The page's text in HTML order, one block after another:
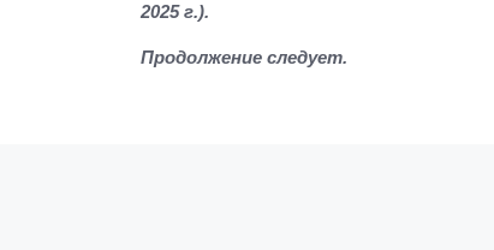
2025 г.).
Продолжение следует.